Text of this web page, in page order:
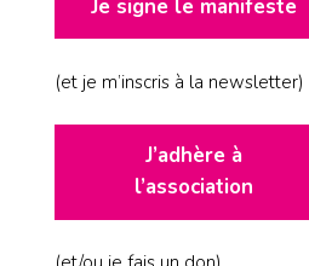
Je signe le manifeste
(et je m’inscris à la newsletter)
J’adhère à
l’association